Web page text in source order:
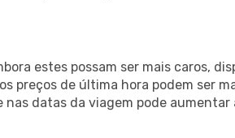
estes possam ser mais caros,
preços de última hora podem ser
datas da viagem pode aumentar